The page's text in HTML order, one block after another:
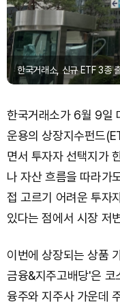
한국거래소, 신규 ETF 3종
한국거래소가 6월 9일
운용의 상장지수펀드
면서 투자자 선택지가
나 자산 흐름을 따라가
접 고르기 어려운 투자
있다는 점에서 시장 저
이번에 상장되는 상품
금융&지주고배당'은
융주와 지주사 가운데